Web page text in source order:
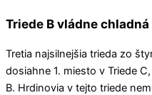
Triede B vládne chladná
Tretia najsilnejšia trieda zo
dosiahne 1. miesto v Triede
B. Hrdinovia v tejto triede